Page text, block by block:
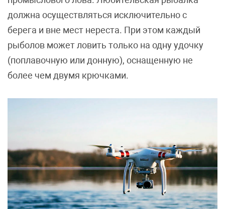
должна осуществляться исключительно с
берега и вне мест нереста. При этом каждый
рыболов может ловить только на одну удочку
(поплавочную или донную), оснащенную не
более чем двумя крючками.